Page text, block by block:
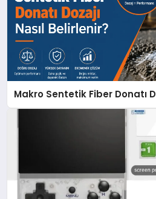
Makro Sentetik Fiber Donatı